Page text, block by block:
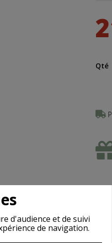
Qté
d'audience et de suivi
de navigation.